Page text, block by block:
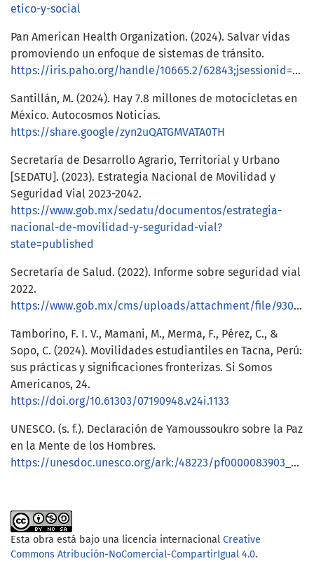
etico-y-social
Pan American Health Organization. (2024). Salvar vidas
promoviendo un enfoque de sistemas de tránsito.
https://iris.paho.org/handle/10665.2/62843;jsessionid=833DC4BBFFF31C7244563910A2E19AFB
Santillán, M. (2024). Hay 7.8 millones de motocicletas en
México. Autocosmos Noticias.
https://share.google/zyn2uQATGMVATA0TH
Secretaría de Desarrollo Agrario, Territorial y Urbano
[SEDATU]. (2023). Estrategia Nacional de Movilidad y
Seguridad Vial 2023-2042.
https://www.gob.mx/sedatu/documentos/estrategia-
nacional-de-movilidad-y-seguridad-vial?
state=published
Secretaría de Salud. (2022). Informe sobre seguridad vial
2022.
https://www.gob.mx/cms/uploads/attachment/file/930792/Informe_SV_2022.pdf
Tamborino, F. I. V., Mamani, M., Merma, F., Pérez, C., &
Sopo, C. (2024). Movilidades estudiantiles en Tacna, Perú:
sus prácticas y significaciones fronterizas. Si Somos
Americanos, 24.
https://doi.org/10.61303/07190948.v24i.1133
UNESCO. (s. f.). Declaración de Yamoussoukro sobre la Paz
en la Mente de los Hombres.
https://unesdoc.unesco.org/ark:/48223/pf0000083903_spa
Esta obra está bajo una licencia internacional Creative
Commons Atribución-NoComercial-CompartirIgual 4.0.